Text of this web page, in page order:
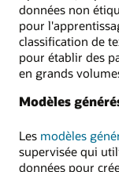
données non
pour
classification de
pour établir des
en grands
Modèles
Les modèles
supervisée qui
données pour